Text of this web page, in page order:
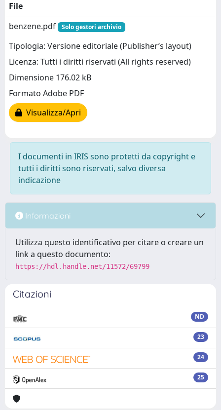
File
benzene.pdf
Solo gestori archivio
Tipologia: Versione editoriale (Publisher’s layout)
Licenza: Tutti i diritti riservati (All rights reserved)
Dimensione 176.02 kB
Formato Adobe PDF
Visualizza/Apri
I documenti in IRIS sono protetti da copyright e
tutti i diritti sono riservati, salvo diversa
indicazione
Informazioni
Utilizza questo identificativo per citare o creare un
link a questo documento:
https://hdl.handle.net/11572/69799
Citazioni
ND
23
24
25